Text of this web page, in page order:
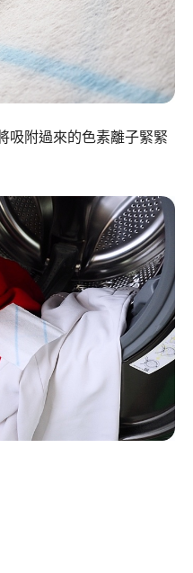
吸附過來的色素離子緊緊